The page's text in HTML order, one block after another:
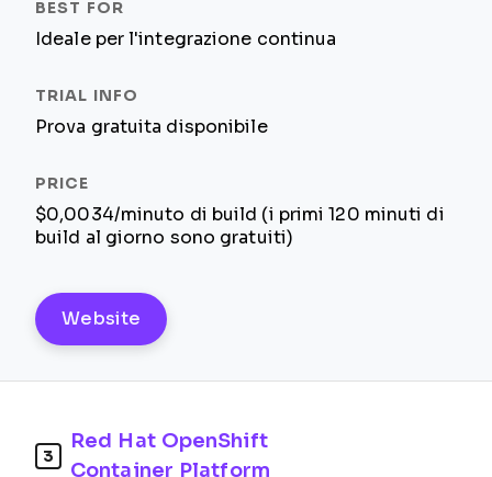
Ideale per l'integrazione continua
Prova gratuita disponibile
$0,0034/minuto di build (i primi 120 minuti di
build al giorno sono gratuiti)
Website
3
Red Hat OpenShift
Container Platform